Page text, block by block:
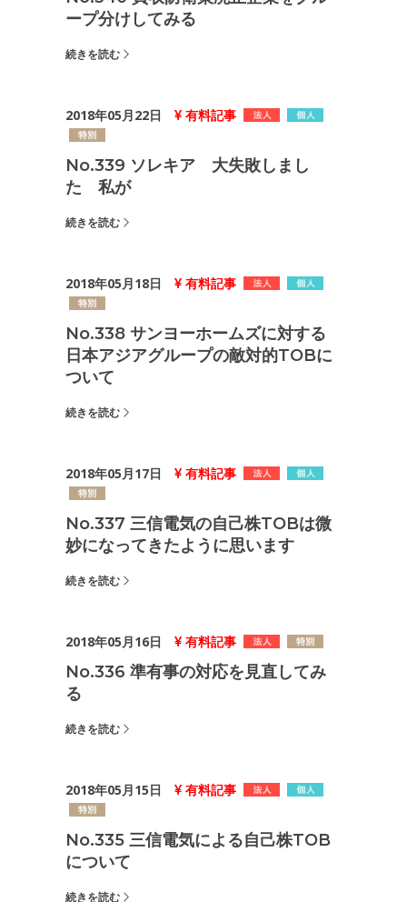
ープ分けしてみる
続きを読む
2018年05月22日 有料記事
No.339 ソレキア 大失敗しまし
た 私が
続きを読む
2018年05月18日 有料記事
No.338 サンヨーホームズに対する
日本アジアグループの敵対的TOBに
ついて
続きを読む
2018年05月17日 有料記事
No.337 三信電気の自己株TOBは微
妙になってきたように思います
続きを読む
2018年05月16日 有料記事
No.336 準有事の対応を見直してみ
る
続きを読む
2018年05月15日 有料記事
No.335 三信電気による自己株TOB
について
続きを読む